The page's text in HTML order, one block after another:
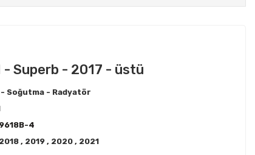
- Superb - 2017 - üstü
- Soğutma - Radyatör
4
2018, 2019, 2020, 2021